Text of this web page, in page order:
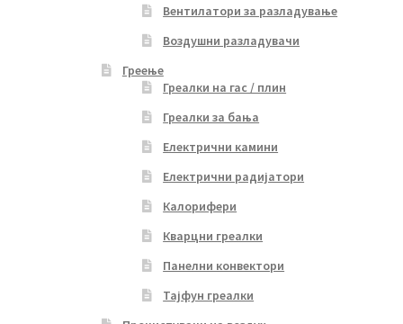
Вентилатори за разладување
Воздушни разладувачи
Греење
Греалки на гас / плин
Греалки за бања
Електрични камини
Електрични радијатори
Калорифери
Кварцни греалки
Панелни конвектори
Тајфун греалки